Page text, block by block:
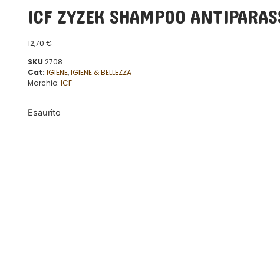
ICF ZYZEK SHAMPOO
12,70 €
SKU 2708
Cat: IGIENE,IGIENE & BELLEZZA
Marchio: ICF
Esaurito